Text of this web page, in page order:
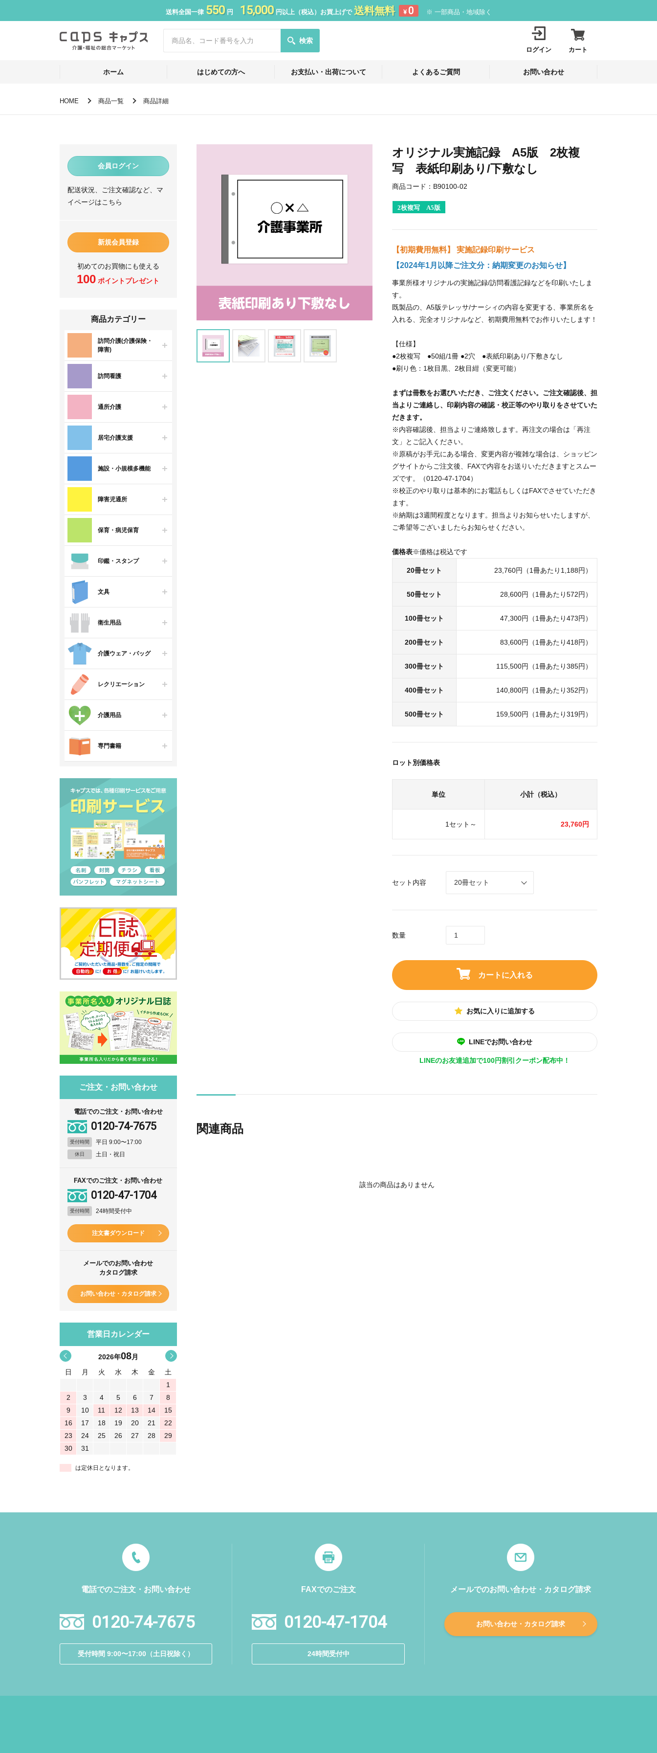
送料全国一律 550円 15,000円以上（税込）お買上げで 送料無料 ¥ 0 ※ 一部商品・地域除く
検索
ログイン カート
ホーム はじめての方へ お支払い・出荷について よくあるご質問 お問い合わせ
HOME 商品一覧 商品詳細
会員ログイン
配送状況、ご注文確認など、マ
イページはこちら
新規会員登録
初めてのお買物にも使える
100 ポイントプレゼント
商品カテゴリー
訪問介護(介護保険・
障害)
訪問看護
通所介護
居宅介護支援
施設・小規模多機能
障害児通所
保育・病児保育
印鑑・スタンプ
文具
衛生用品
介護ウェア・バッグ
レクリエーション
介護用品
専門書籍
ご注文・お問い合わせ
電話でのご注文・お問い合わせ
0120-74-7675
受付時間 平日 9:00〜17:00
休日 土日・祝日
FAXでのご注文・お問い合わせ
0120-47-1704
受付時間 24時間受付中
注文書ダウンロード
メールでのお問い合わせ
カタログ請求
お問い合わせ・カタログ請求
営業日カレンダー
< >
2026年08月
日
月 火 水 木 金
土
1
2
3 4 5 6 7
8
9
10 11 12 13 14
15
16
17 18 19 20 21
22
23
24 25 26 27 28
29
30
31
は定休日となります。
オリジナル実施記録 A5版 2枚複
写 表紙印刷あり/下敷なし
商品コード： B90100-02
2枚複写 A5版
【初期費用無料】 実施記録印刷サービス
【2024年1月以降ご注文分：納期変更のお知らせ】
事業所様オリジナルの実施記録/訪問看護記録などを印刷いたしま
す。
既製品の、A5版テレッサ/ナーシィの内容を変更する、事業所名を
入れる、完全オリジナルなど、初期費用無料でお作りいたします！
【仕様】
●2枚複写 ●50組/1冊 ●2穴 ●表紙印刷あり/下敷きなし
●刷り色：1枚目黒、2枚目紺（変更可能）
まずは冊数をお選びいただき、ご注文ください。ご注文確認後、担
当よりご連絡し、印刷内容の確認・校正等のやり取りをさせていた
だきます。
※内容確認後、担当よりご連絡致します。再注文の場合は「再注
文」とご記入ください。
※原稿がお手元にある場合、変更内容が複雑な場合は、ショッピン
グサイトからご注文後、FAXで内容をお送りいただきますとスムー
ズです。（0120-47-1704）
※校正のやり取りは基本的にお電話もしくはFAXでさせていただき
ます。
※納期は3週間程度となります。担当よりお知らせいたしますが、
ご希望等ございましたらお知らせください。
価格表※価格は税込です
20冊セット 23,760円（1冊あたり1,188円）
50冊セット 28,600円（1冊あたり572円）
100冊セット 47,300円（1冊あたり473円）
200冊セット 83,600円（1冊あたり418円）
300冊セット 115,500円（1冊あたり385円）
400冊セット 140,800円（1冊あたり352円）
500冊セット 159,500円（1冊あたり319円）
ロット別価格表
単位 小計（税込）
1セット～ 23,760円
セット内容
数量
カートに入れる
お気に入りに追加する
LINEでお問い合わせ
LINEのお友達追加で100円割引クーポン配布中！
関連商品
該当の商品はありません
電話でのご注文・お問い合わせ
0120-74-7675
受付時間 9:00〜17:00（土日祝除く）
FAXでのご注文
0120-47-1704
24時間受付中
メールでのお問い合わせ・カタログ請求
お問い合わせ・カタログ請求